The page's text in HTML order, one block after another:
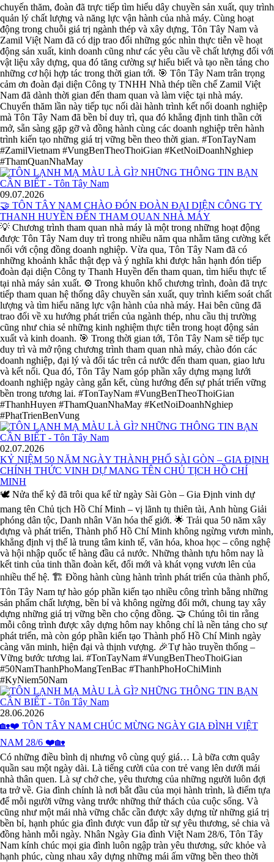
chuyến thăm, đoàn đã trực tiếp tìm hiểu dây chuyền sản xuất, quy trình
quản lý chất lượng và năng lực vận hành của nhà máy. Cùng hoạt
động trong chuỗi giá trị ngành thép và xây dựng, Tôn Tây Nam và
Zamil Việt Nam đã có dịp trao đổi những góc nhìn thực tiễn về hoạt
động sản xuất, kinh doanh cũng như các yêu cầu về chất lượng đối với
vật liệu xây dựng, qua đó tăng cường sự hiểu biết và tạo nền tảng cho
những cơ hội hợp tác trong thời gian tới. 🎯 Tôn Tây Nam trân trọng
cảm ơn đoàn đại diện Công ty TNHH Nhà thép tiền chế Zamil Việt
Nam đã dành thời gian đến tham quan và làm việc tại nhà máy.
Chuyến thăm lần này tiếp tục nối dài hành trình kết nối doanh nghiệp
mà Tôn Tây Nam đã bền bỉ duy trì, qua đó khẳng định tinh thần cởi
mở, sẵn sàng gặp gỡ và đồng hành cùng các doanh nghiệp trên hành
trình kiến tạo những giá trị vững bền theo thời gian. #TonTayNam
#ZamilVietnam #VungBenTheoThoiGian #KetNoiDoanhNghiep
#ThamQuanNhaMay
09.07.2026
🤝 TÔN TÂY NAM CHÀO ĐÓN ĐOÀN ĐẠI DIỆN CÔNG TY
THANH HUYỀN ĐẾN THAM QUAN NHÀ MÁY
💡 Chương trình tham quan nhà máy là một trong những hoạt động
được Tôn Tây Nam duy trì trong nhiều năm qua nhằm tăng cường kết
nối với cộng đồng doanh nghiệp. Vừa qua, Tôn Tây Nam đã có
những khoảnh khắc thật đẹp và ý nghĩa khi được hân hạnh đón tiếp
đoàn đại diện Công ty Thanh Huyền đến tham quan, tìm hiểu thực tế
tại nhà máy sản xuất. ⚙️ Trong khuôn khổ chương trình, đoàn đã trực
tiếp tham quan hệ thống dây chuyền sản xuất, quy trình kiểm soát chất
lượng và tìm hiểu năng lực vận hành của nhà máy. Hai bên cũng đã
trao đổi về xu hướng phát triển của ngành thép, nhu cầu thị trường
cũng như chia sẻ những kinh nghiệm thực tiễn trong hoạt động sản
xuất và kinh doanh. 🎯 Trong thời gian tới, Tôn Tây Nam sẽ tiếp tục
duy trì và mở rộng chương trình tham quan nhà máy, chào đón các
doanh nghiệp, đại lý và đối tác trên cả nước đến tham quan, giao lưu
và kết nối. Qua đó, Tôn Tây Nam góp phần xây dựng mạng lưới
doanh nghiệp ngày càng gắn kết, cùng hướng đến sự phát triển vững
bền trong tương lai. #TonTayNam #VungBenTheoThoiGian
#ThanhHuyen #ThamQuanNhaMay #KetNoiDoanhNghiep
#PhatTrienBenVung
02.07.2026
KỶ NIỆM 50 NĂM NGÀY THÀNH PHỐ SÀI GÒN – GIA ĐỊNH
CHÍNH THỨC VINH DỰ MANG TÊN CHỦ TỊCH HỒ CHÍ
MINH
🕊️ Nửa thế kỷ đã trôi qua kể từ ngày Sài Gòn – Gia Định vinh dự
mang tên Chủ tịch Hồ Chí Minh – vị lãnh tụ thiên tài, Anh hùng Giải
phóng dân tộc, Danh nhân Văn hóa thế giới. 🌟 Trải qua 50 năm xây
dựng và phát triển, Thành phố Hồ Chí Minh không ngừng vươn mình,
khẳng định vị thế là trung tâm kinh tế, văn hóa, khoa học – công nghệ
và hội nhập quốc tế hàng đầu cả nước. Những thành tựu hôm nay là
kết tinh của tinh thần đoàn kết, đổi mới và khát vọng vươn lên của
nhiều thế hệ. 🏗️ Đồng hành cùng hành trình phát triển của thành phố,
Tôn Tây Nam tự hào góp phần kiến tạo nhiều công trình bằng những
sản phẩm chất lượng, bền bỉ và không ngừng đổi mới, chung tay xây
dựng những giá trị vững bền cho cộng đồng. 🤝 Chúng tôi tin rằng
mỗi công trình được xây dựng hôm nay không chỉ là nền tảng cho sự
phát triển, mà còn góp phần kiến tạo Thành phố Hồ Chí Minh ngày
càng văn minh, hiện đại và thịnh vượng. 🎉Tự hào truyền thống –
Vững bước tương lai. #TonTayNam #VungBenTheoThoiGian
#50NamThanhPhoMangTenBac #ThanhPhoHoChiMinh
#KyNiem50Nam
28.06.2026
🏡❤️ TÔN TÂY NAM CHÚC MỪNG NGÀY GIA ĐÌNH VIỆT
NAM 28/6 ❤️🏡
Có những điều bình dị nhưng vô cùng quý giá… Là bữa cơm quây
quần sau một ngày dài. Là tiếng cười của con trẻ vang lên dưới mái
nhà thân quen. Là sự chở che, yêu thương của những người luôn đợi
ta trở về. Gia đình chính là nơi bắt đầu của mọi hành trình, là điểm tựa
để mỗi người vững vàng trước những thử thách của cuộc sống. Và
cũng như một mái nhà vững chắc cần được xây dựng từ những giá trị
bền bỉ, hạnh phúc gia đình được vun đắp từ sự yêu thương, sẻ chia và
đồng hành mỗi ngày. Nhân Ngày Gia đình Việt Nam 28/6, Tôn Tây
Nam kính chúc mọi gia đình luôn ngập tràn yêu thương, sức khỏe và
hạnh phúc, cùng nhau xây dựng những mái ấm vững bền theo thời